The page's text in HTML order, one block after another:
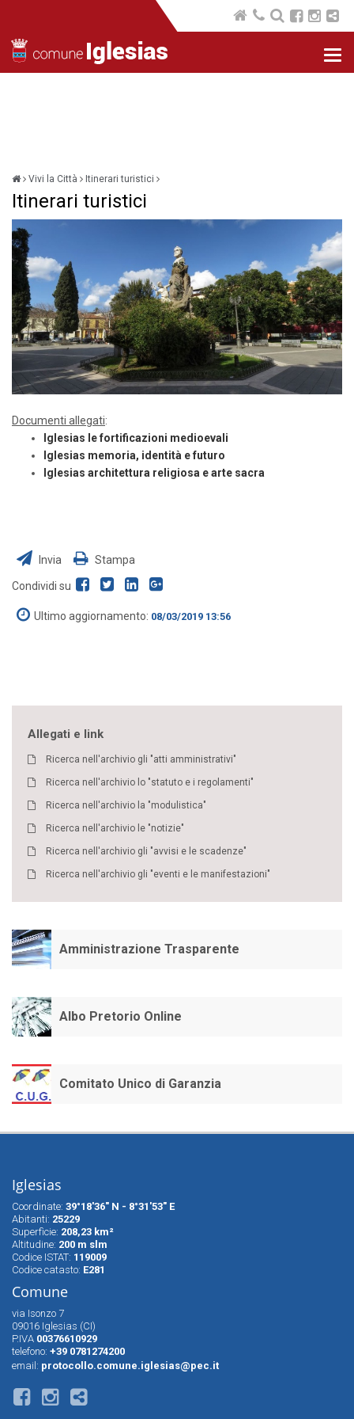
Vivi la Città Itinerari turistici
Itinerari turistici
Documenti allegati:
Iglesias le fortificazioni medioevali
Iglesias memoria, identità e futuro
Iglesias architettura religiosa e arte sacra
Invia Stampa
Condividi su
Ultimo aggiornamento: 08/03/2019 13:56
Allegati e link
Ricerca nell'archivio gli "atti amministrativi"
Ricerca nell'archivio lo "statuto e i regolamenti"
Ricerca nell'archivio la "modulistica"
Ricerca nell'archivio le "notizie"
Ricerca nell'archivio gli "avvisi e le scadenze"
Ricerca nell'archivio gli "eventi e le manifestazioni"
Amministrazione Trasparente
Albo Pretorio Online
Comitato Unico di Garanzia
Iglesias
Coordinate: 39°18'36" N - 8°31'53" E
Abitanti: 25229
Superfìcie: 208,23 km²
Altitudine: 200 m slm
Codice ISTAT: 119009
Codice catasto: E281
Comune
via Isonzo 7
09016 Iglesias (CI)
P.IVA 00376610929
telefono: +39 0781274200
email: protocollo.comune.iglesias@pec.it